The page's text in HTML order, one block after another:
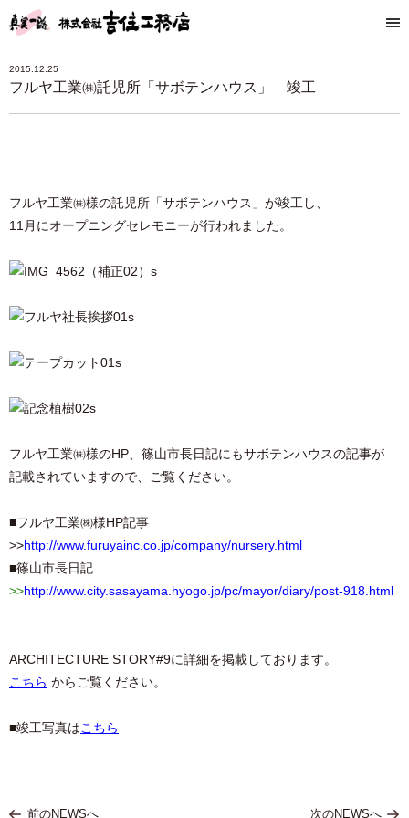
2015.12.25
フルヤ工業㈱託児所「サボテンハウス」 竣工
フルヤ工業㈱様の託児所「サボテンハウス」が竣工し、
11月にオープニングセレモニーが行われました。
フルヤ工業㈱様のHP、篠山市長日記にもサボテンハウスの記事が
記載されていますので、ご覧ください。
■フルヤ工業㈱様HP記事
>>http://www.furuyainc.co.jp/company/nursery.html
■篠山市長日記
>>http://www.city.sasayama.hyogo.jp/pc/mayor/diary/post-918.html
ARCHITECTURE STORY#9に詳細を掲載しております。
こちら からご覧ください。
■竣工写真はこちら
前のNEWSへ 次のNEWSへ